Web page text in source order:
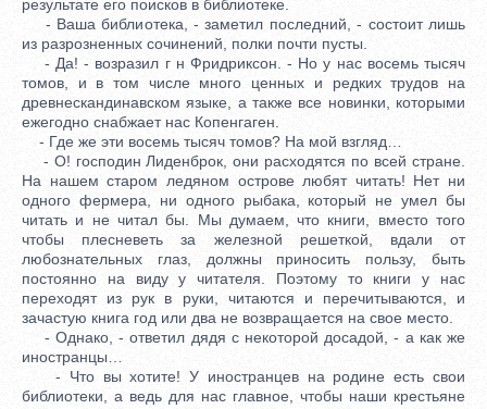
результате его поисков в библиотеке.
- Ваша библиотека, - заметил последний, - состоит лишь
из разрозненных сочинений, полки почти пусты.
- Да! - возразил г н Фридриксон. - Но у нас восемь тысяч
томов, и в том числе много ценных и редких трудов на
древнескандинавском языке, а также все новинки, которыми
ежегодно снабжает нас Копенгаген.
- Где же эти восемь тысяч томов? На мой взгляд…
- О! господин Лиденброк, они расходятся по всей стране.
На нашем старом ледяном острове любят читать! Нет ни
одного фермера, ни одного рыбака, который не умел бы
читать и не читал бы. Мы думаем, что книги, вместо того
чтобы плесневеть за железной решеткой, вдали от
любознательных глаз, должны приносить пользу, быть
постоянно на виду у читателя. Поэтому то книги у нас
переходят из рук в руки, читаются и перечитываются, и
зачастую книга год или два не возвращается на свое место.
- Однако, - ответил дядя с некоторой досадой, - а как же
иностранцы…
- Что вы хотите! У иностранцев на родине есть свои
библиотеки, а ведь для нас главное, чтобы наши крестьяне